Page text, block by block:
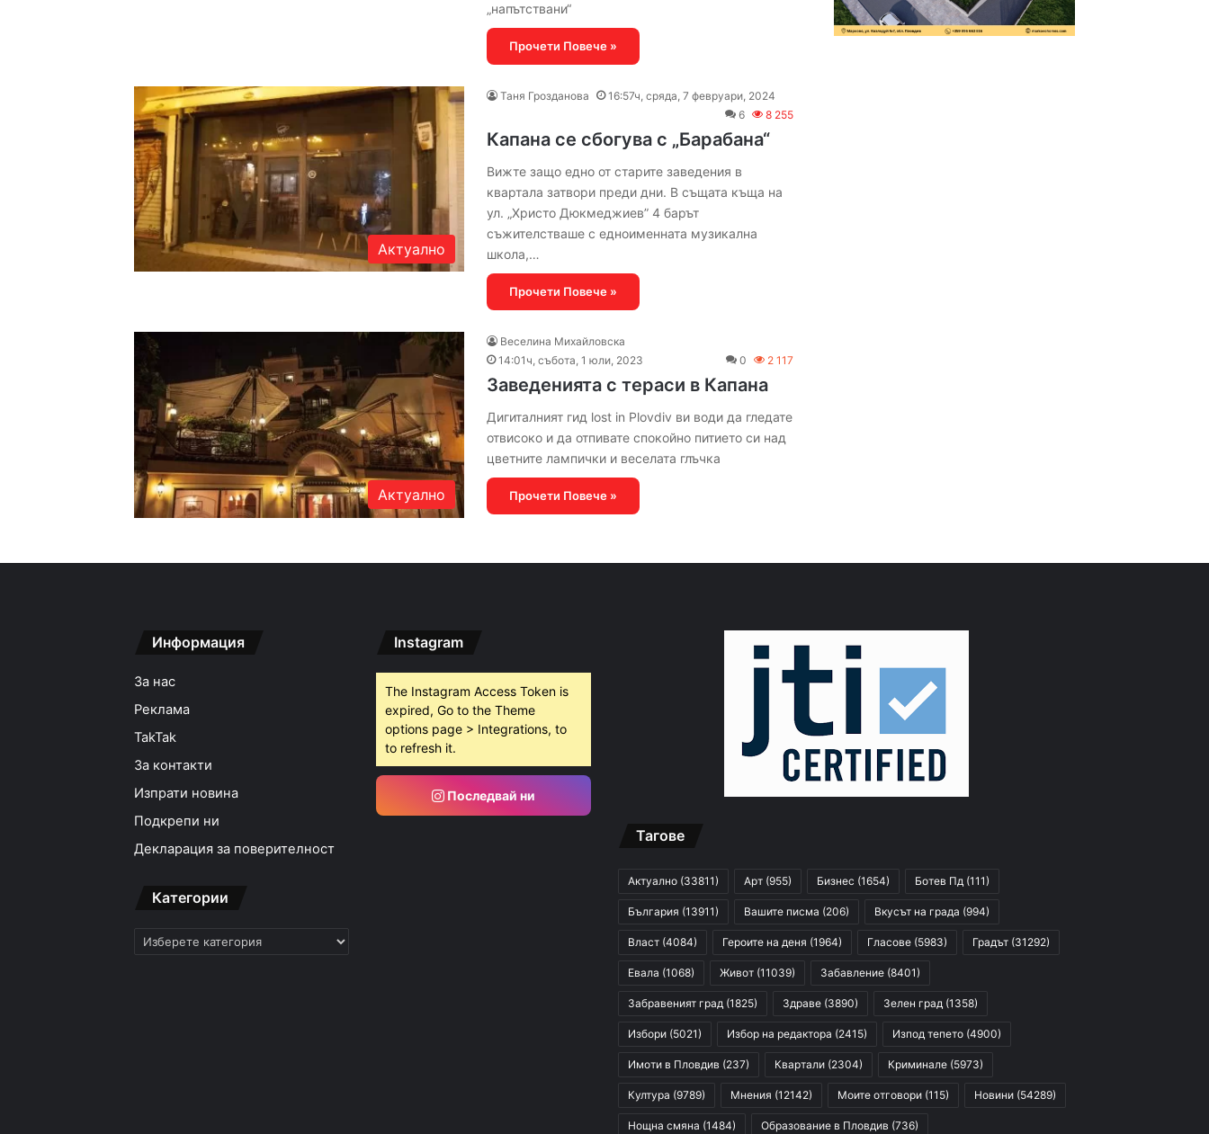
„напътствани“
Прочети Повече »
Актуално
Таня Грозданова
16:57ч, сряда, 7 февруари, 2024
6
8 255
Капана се сбогува с „Барабана“
Вижте защо едно от старите заведения в
квартала затвори преди дни. В същата къща на
ул. „Христо Дюкмеджиев” 4 барът
съжителстваше с едноименната музикална
школа,…
Прочети Повече »
Актуално
Веселина Михайловска
14:01ч, събота, 1 юли, 2023
0 2 117
Заведенията с тераси в Капана
Дигиталният гид lost in Plovdiv ви води да гледате
отвисоко и да отпивате спокойно питието си над
цветните лампички и веселата глъчка
Прочети Повече »
Информация
За нас
Реклама
TakTak
За контакти
Изпрати новина
Подкрепи ни
Декларация за поверителност
Категории
Категории
Instagram
The Instagram Access Token is
expired, Go to the Theme
options page > Integrations, to
to refresh it.
Последвай ни
Тагове
Актуално (33811) Арт (955) Бизнес (1654) Ботев Пд (111)
България (13911) Вашите писма (206) Вкусът на града (994)
Власт (4084) Героите на деня (1964) Гласове (5983) Градът (31292)
Евала (1068) Живот (11039) Забавление (8401)
Забравеният град (1825) Здраве (3890) Зелен град (1358)
Избори (5021) Избор на редактора (2415) Изпод тепето (4900)
Имоти в Пловдив (237) Квартали (2304) Криминале (5973)
Култура (9789) Мнения (12142) Моите отговори (115) Новини (54289)
Нощна смяна (1484) Образование в Пловдив (736)